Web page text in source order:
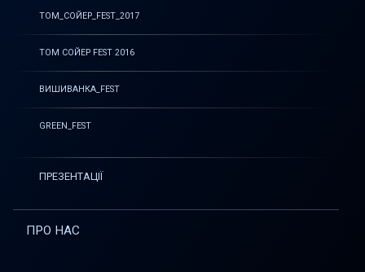
ТОМ_СОЙЕР_FEST_2017
ТОМ СОЙЕР FEST 2016
ВИШИВАНКА_FEST
GREEN_FEST
ПРЕЗЕНТАЦІЇ
ПРО НАС